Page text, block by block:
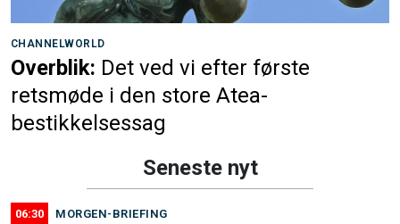
CHANNELWORLD
Overblik: Det ved vi efter første
retsmøde i den store Atea-
bestikkelsessag
Seneste nyt
06:30 MORGEN-BRIEFING